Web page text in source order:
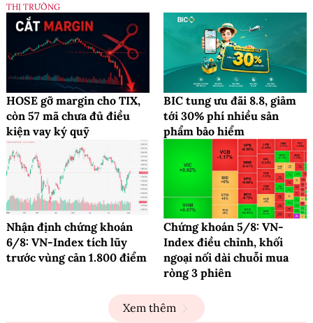
THỊ TRƯỜNG
HOSE gỡ margin cho TIX,
còn 57 mã chưa đủ điều
kiện vay ký quỹ
BIC tung ưu đãi 8.8, giảm
tới 30% phí nhiều sản
phẩm bảo hiểm
Nhận định chứng khoán
6/8: VN-Index tích lũy
trước vùng cản 1.800 điểm
Chứng khoán 5/8: VN-
Index điều chỉnh, khối
ngoại nối dài chuỗi mua
ròng 3 phiên
Xem thêm